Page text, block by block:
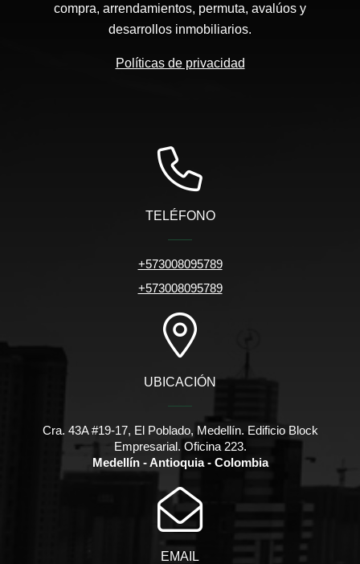
compra, arrendamientos, permuta, avalúos y
desarrollos inmobiliarios.
Políticas de privacidad
TELÉFONO
+573008095789
+573008095789
UBICACIÓN
Cra. 43A #19-17, El Poblado, Medellín. Edificio Block
Empresarial. Oficina 223.
Medellín - Antioquia - Colombia
EMAIL